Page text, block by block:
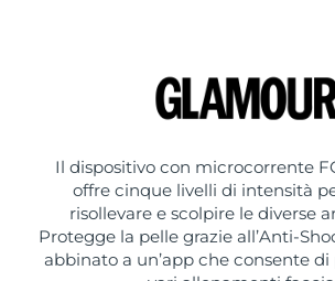
Il dispositivo con microcorrente
offre cinque livelli di intensità
risollevare e scolpire le diverse
Protegge la pelle grazie all’Anti-
abbinato a un’app che consente